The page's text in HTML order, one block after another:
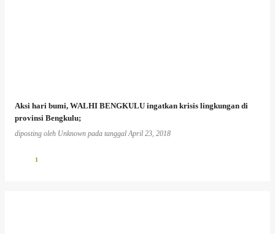
Aksi hari bumi, WALHI BENGKULU ingatkan krisis lingkungan di
provinsi Bengkulu;
diposting oleh Unknown pada tanggalApril 23, 2018
1